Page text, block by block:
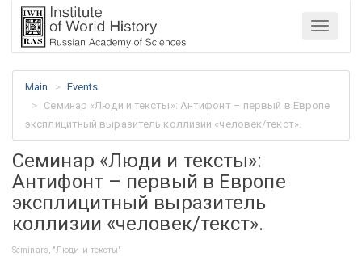
Menu
Main
Events
Семинар «Люди и тексты»: Антифонт – первый в Европе
эксплицитный выразитель коллизии «человек/текст».
Семинар «Люди и тексты»:
Антифонт – первый в Европе
эксплицитный выразитель
коллизии «человек/текст».
Seminars, "Люди и тексты"